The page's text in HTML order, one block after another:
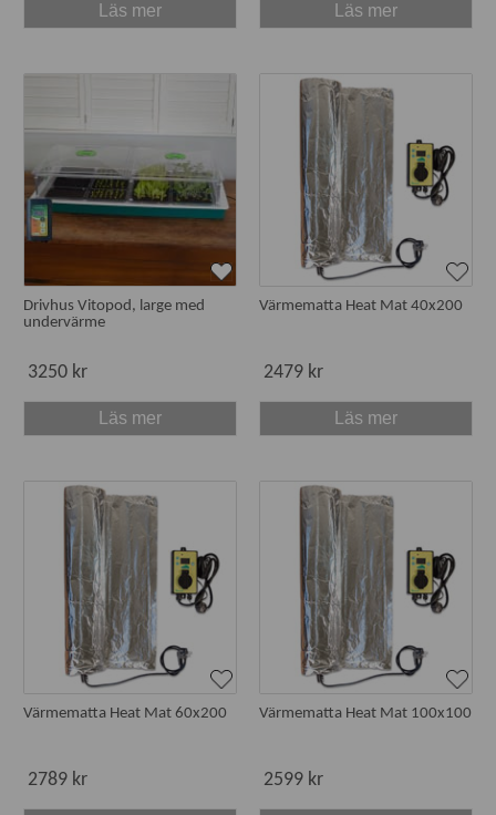
Läs mer Läs mer
Drivhus Vitopod, large med
undervärme
3250 kr
Läs mer
Värmematta Heat Mat 40x200
2479 kr
Läs mer
Värmematta Heat Mat 60x200
2789 kr
Värmematta Heat Mat 100x100
2599 kr